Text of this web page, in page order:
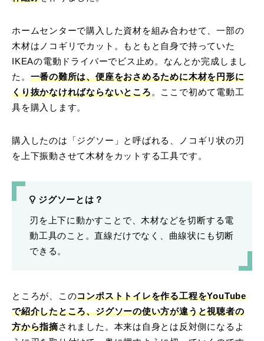
ホームセンターで購入した資材を組み合わせて、一部の
木材はノコギリでカット。もともと自身で持っていた
IKEAの電動ドライバーでビス止め。なんとか完成しまし
た。 一番の難所は、便座をおさめるために木材を円形に
くり抜かなければならないところ。ここで初めて電動工
具を購入します。
購入したのは「ジグソー」と呼ばれる、ノコギリ状の刃
を上下振動させて木材をカットする工具です。
ジグソーとは？
刃を上下に動かすことで、木材などを切断する電
動工具のこと。直線だけでなく、曲線状にも切断
できる。
ところが、このコンポストトイレを作る工程をYouTube
で紹介したところ、ジグソーの使い方が違うと視聴者の
方から指摘されました。本来は自身とは反対側になるよ